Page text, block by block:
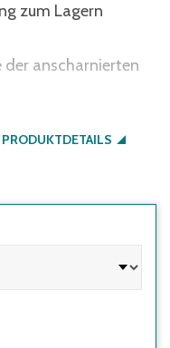
zum Lagern
anscharnierten
erkennen die